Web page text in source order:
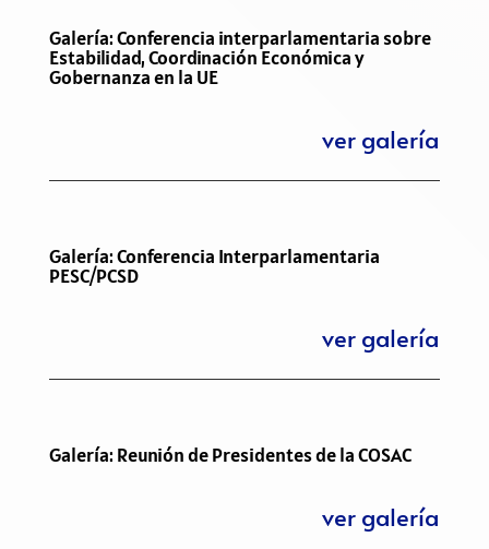
Galería: Conferencia interparlamentaria sobre
Estabilidad, Coordinación Económica y
Gobernanza en la UE
ver galería
Galería: Conferencia Interparlamentaria
PESC/PCSD
ver galería
Galería: Reunión de Presidentes de la COSAC
ver galería